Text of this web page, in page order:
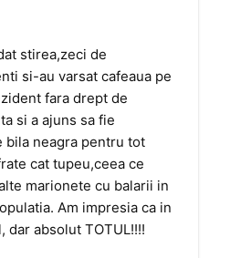
stirea,zeci de
si-au varsat cafeaua pe
fara drept de
si a ajuns sa fie
bila neagra pentru tot
cat tupeu,ceea ce
marionete cu balarii in
Am impresia ca in
dar absolut TOTUL!!!!